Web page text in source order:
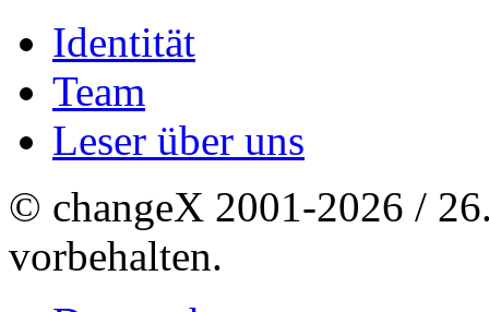
Identität
Team
Leser über uns
© changeX 2001-2026 /
vorbehalten.